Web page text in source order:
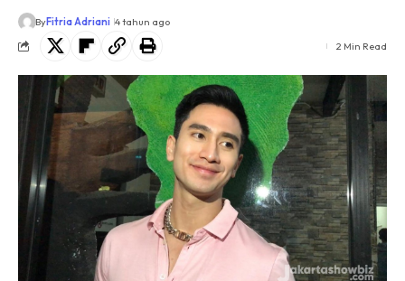
ByFitria Adriani 4 tahun ago
2 Min Read